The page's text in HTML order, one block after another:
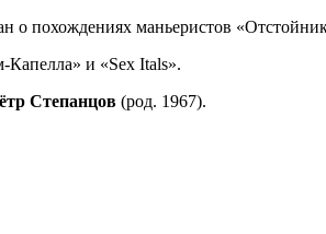
похождениях маньеристов
Капелла» и «Sex Itals».
Степанцов (род. 1967).